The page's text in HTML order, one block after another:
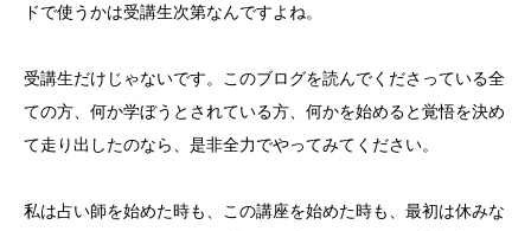
ドで使うかは受講生次第なんですよね。
受講生だけじゃないです。このブログを読んでくださっている全
ての方、何か学ぼうとされている方、何かを始めると覚悟を決め
て走り出したのなら、是非全力でやってみてください。
私は占い師を始めた時も、この講座を始めた時も、最初は休みな